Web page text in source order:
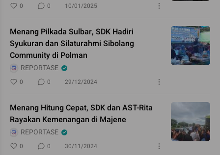
0 0 10/01/2025
Menang Pilkada Sulbar, SDK Hadiri
Syukuran dan Silaturahmi Sibolang
Community di Polman
REPORTASE
0 0 29/12/2024
Menang Hitung Cepat, SDK dan AST-Rita
Rayakan Kemenangan di Majene
REPORTASE
0 0 30/11/2024